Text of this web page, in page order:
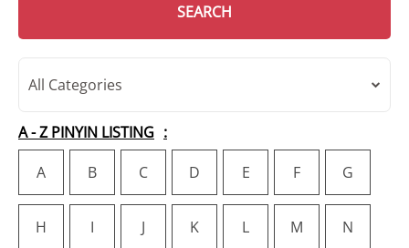
SEARCH
All Categories
A - Z PINYIN LISTING
A
B C D E F G
H I J K L M N